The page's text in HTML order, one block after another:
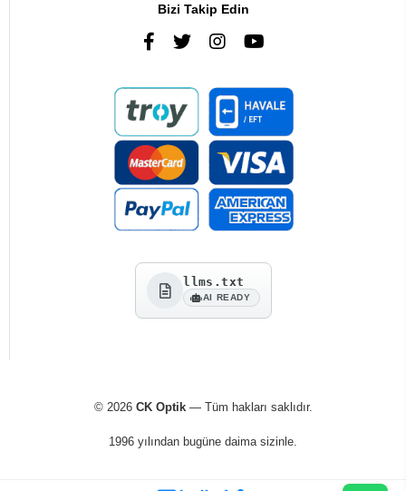
Bizi Takip Edin
llms.txt
AI READY
© 2026 CK Optik— Tüm hakları saklıdır.
1996 yılından bugüne daima sizinle.